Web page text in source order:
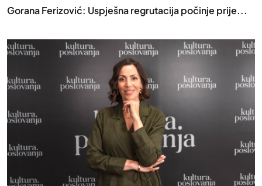
Gorana Ferizović: Uspješna regrutacija počinje prije...